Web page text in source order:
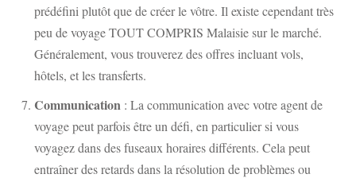
prédéfini plutôt que de créer le vôtre. Il existe cependant très
peu de voyage TOUT COMPRIS Malaisie sur le marché.
Généralement, vous trouverez des offres incluant vols,
hôtels, et les transferts.
Communication : La communication avec votre agent de
voyage peut parfois être un défi, en particulier si vous
voyagez dans des fuseaux horaires différents. Cela peut
entraîner des retards dans la résolution de problèmes ou